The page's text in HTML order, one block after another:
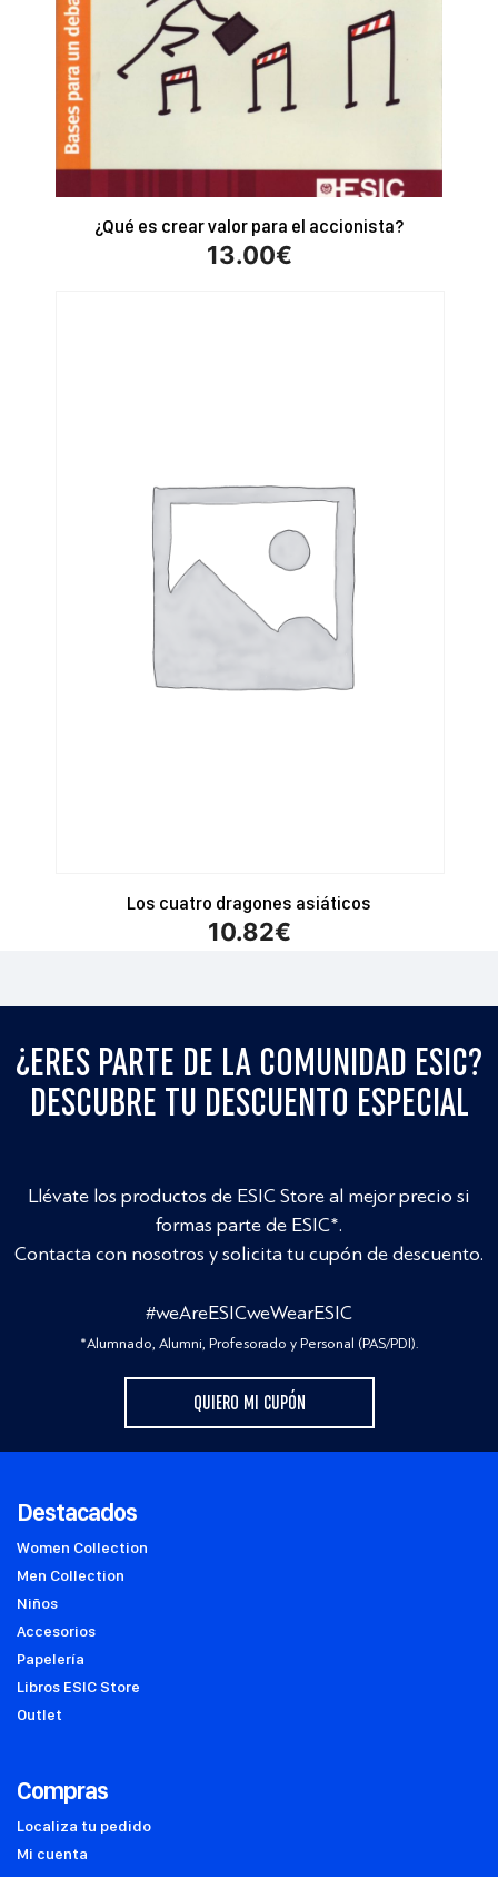
¿Qué es crear valor para el accionista?
13.00€
Los cuatro dragones asiáticos
10.82€
¿ERES PARTE DE LA COMUNIDAD ESIC?
DESCUBRE TU DESCUENTO ESPECIAL
Llévate los productos de ESIC Store al mejor precio si
formas parte de ESIC*.
Contacta con nosotros y solicita tu cupón de descuento.
#weAreESICweWearESIC
*Alumnado, Alumni, Profesorado y Personal (PAS/PDI).
QUIERO MI CUPÓN
Destacados
Women Collection
Men Collection
Niños
Accesorios
Papelería
Libros ESIC Store
Outlet
Compras
Localiza tu pedido
Mi cuenta